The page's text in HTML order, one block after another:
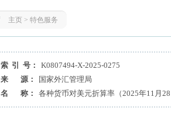
主页> 特色服务
索 引 号：
K0807494-X-2025-0275
来 源：
国家外汇管理局
名 称：
各种货币对美元折算率（2025年11月